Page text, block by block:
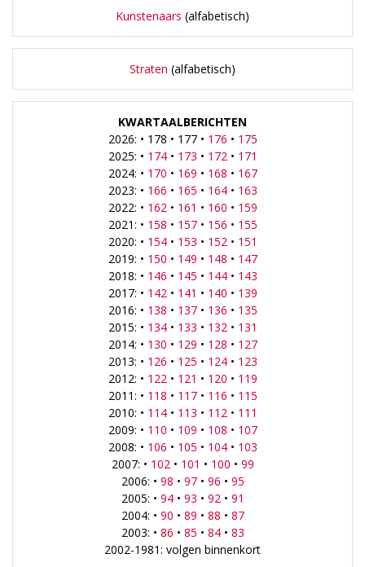
Kunstenaars (alfabetisch)
Straten (alfabetisch)
KWARTAALBERICHTEN
2026: • 178 • 177 • 176 • 175
2025: • 174• 173 • 172 • 171
2024: • 170 • 169 • 168 • 167
2023: • 166 • 165 • 164• 163
2022: • 162 • 161 • 160 • 159
2021: • 158 • 157• 156 • 155
2020: • 154• 153 • 152 • 151
2019: • 150 • 149 • 148 • 147
2018: • 146 • 145 • 144• 143
2017: • 142 • 141 • 140 • 139
2016: • 138 • 137• 136 • 135
2015: • 134• 133 • 132 • 131
2014: • 130 • 129 • 128 • 127
2013: • 126 • 125 • 124• 123
2012: • 122 • 121 • 120 • 119
2011: • 118 • 117• 116 • 115
2010: • 114• 113 • 112 • 111
2009: • 110 • 109 • 108 • 107
2008: • 106 • 105 • 104• 103
2007: • 102 • 101 • 100 • 99
2006: • 98 • 97• 96 • 95
2005: • 94• 93 • 92 • 91
2004: • 90 • 89 • 88 • 87
2003: • 86 • 85 • 84• 83
2002-1981: volgen binnenkort